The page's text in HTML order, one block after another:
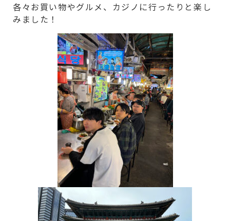
各々お買い物やグルメ、カジノに行ったりと楽し
みました！